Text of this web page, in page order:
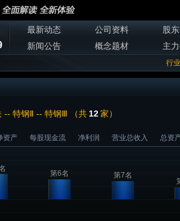
最新动态 公司资料
股
新闻公告
概念题材 主
行
-- 特钢Ⅱ -- 特钢Ⅲ （共 12家）
资产 每股现金流 净利润 营业总收入
总资
第6名 第7名